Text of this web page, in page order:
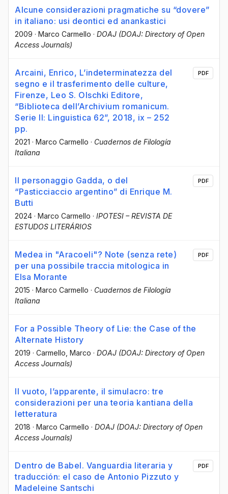
Alcune considerazioni pragmatiche su “dovere”
in italiano: usi deontici ed anankastici
2009 · Marco Carmello · DOAJ (DOAJ: Directory of Open
Access Journals)
Arcaini, Enrico, L’indeterminatezza del
segno e il trasferimento delle culture,
Firenze, Leo S. Olschki Editore,
“Biblioteca dell’Archivium romanicum.
Serie II: Linguistica 62”, 2018, ix – 252
pp.
2021 · Marco Carmello · Cuadernos de Filología
Italiana
PDF
Il personaggio Gadda, o del
“Pasticciaccio argentino” di Enrique M.
Butti
2024 · Marco Carmello · IPOTESI – REVISTA DE
ESTUDOS LITERÁRIOS
PDF
Medea in "Aracoeli"? Note (senza rete)
per una possibile traccia mitologica in
Elsa Morante
2015 · Marco Carmello · Cuadernos de Filología
Italiana
PDF
For a Possible Theory of Lie: the Case of the
Alternate History
2019 · Carmello, Marco · DOAJ (DOAJ: Directory of Open
Access Journals)
Il vuoto, l’apparente, il simulacro: tre
considerazioni per una teoria kantiana della
letteratura
2018 · Marco Carmello · DOAJ (DOAJ: Directory of Open
Access Journals)
Dentro de Babel. Vanguardia literaria y
traducción: el caso de Antonio Pizzuto y
Madeleine Santschi
PDF